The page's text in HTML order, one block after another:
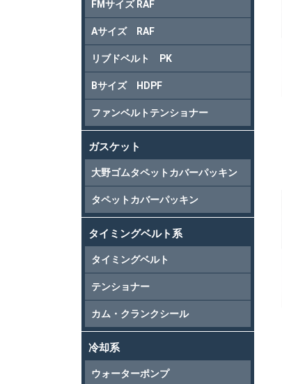
FMサイズ RAF
Aサイズ RAF
リブドベルト PK
Bサイズ HDPF
ファンベルトテンショナー
ガスケット
大野ゴムタペットカバーパッキン
タペットカバーパッキン
タイミングベルト系
タイミングベルト
テンショナー
カム・クランクシール
冷却系
ウォーターポンプ